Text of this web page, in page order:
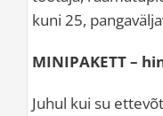
kuni 25,
MINIPAKETT – h
Juhul kui su